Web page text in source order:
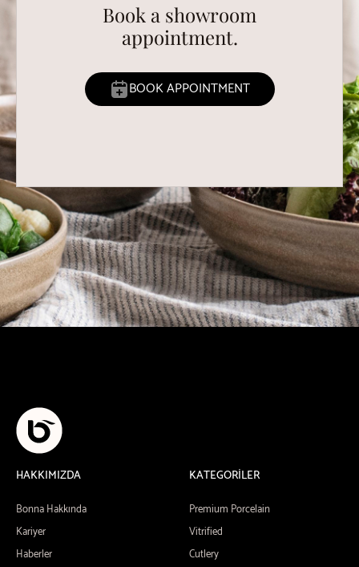
Book a showroom
appointment.
BOOK APPOINTMENT
HAKKIMIZDA
Bonna Hakkında
Kariyer
Haberler
KATEGORİLER
Premium Porcelain
Vitrified
Cutlery